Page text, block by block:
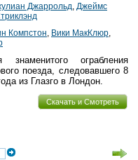
Джаррольд Джеймс
Компстон Вики МакКлюр
знаменитого ограбления
поезда, следовавшего 8
из Глазго в Лондон.
Скачать и Смотреть